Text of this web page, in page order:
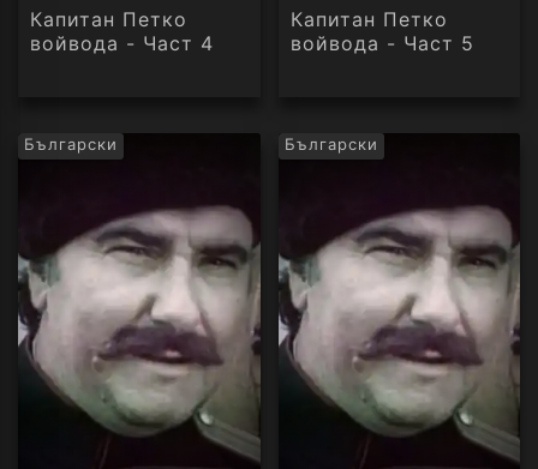
аудио
Капитан Петко
войвода - Част 4
аудио
Капитан Петко
войвода - Част 5
Български Български